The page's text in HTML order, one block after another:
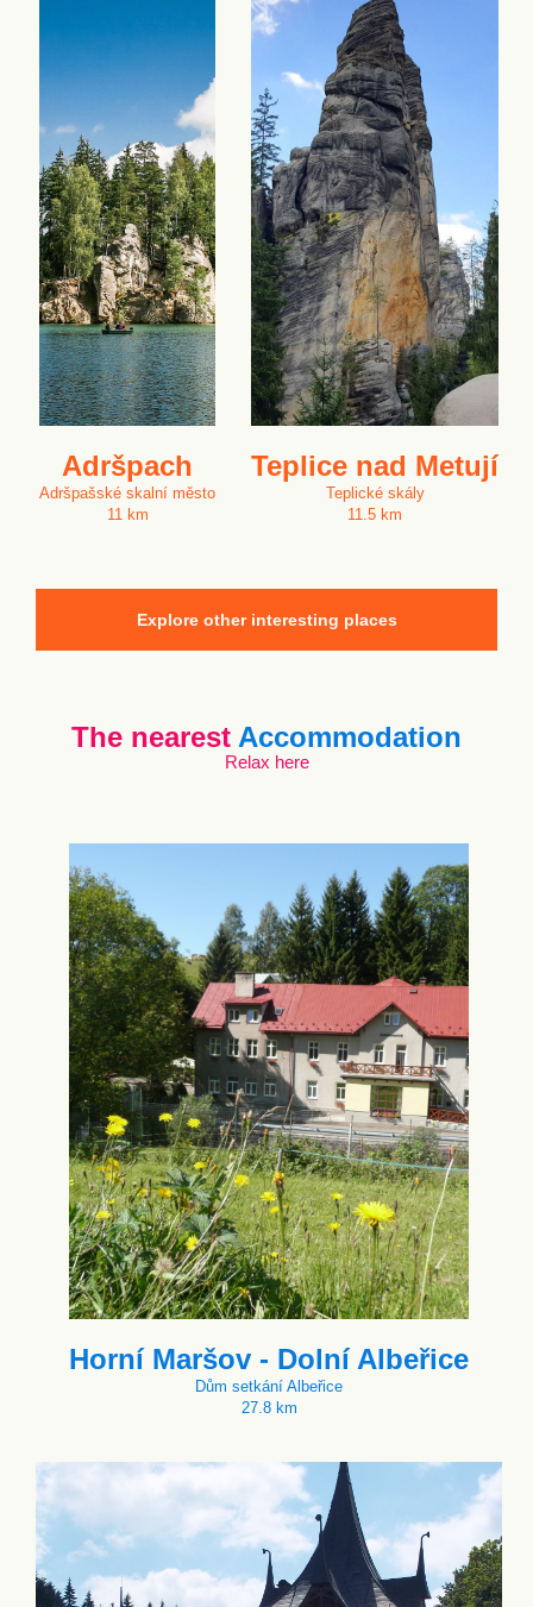
Adršpach
Adršpašské skalní město
11 km
Teplice nad Metují
Teplické skály
11.5 km
Explore other interesting places
The nearest Accommodation
Relax here
Horní Maršov - Dolní Albeřice
Dům setkání Albeřice
27.8 km